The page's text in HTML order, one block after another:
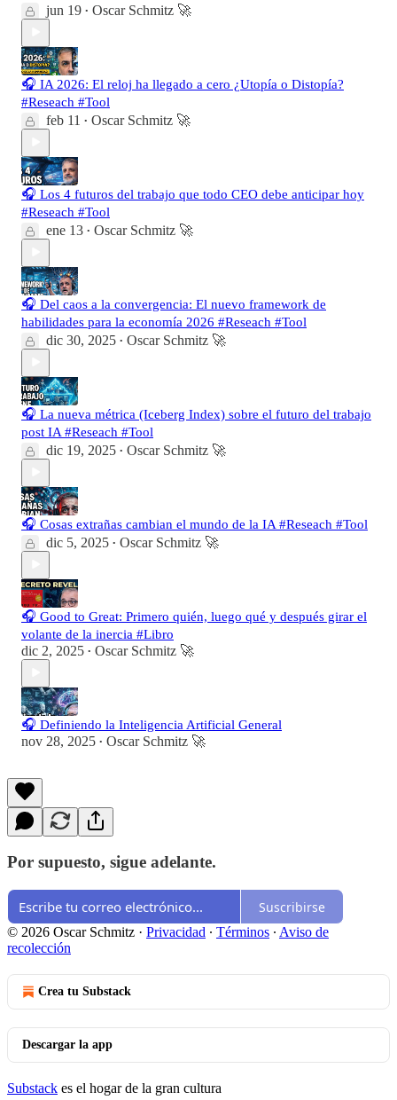
jun 19 • Oscar Schmitz 🚀
🎧 IA 2026: El reloj ha llegado a cero ¿Utopía o Distopía?
#Reseach #Tool
feb 11 • Oscar Schmitz 🚀
🎧 Los 4 futuros del trabajo que todo CEO debe anticipar hoy
#Reseach #Tool
ene 13 • Oscar Schmitz 🚀
🎧 Del caos a la convergencia: El nuevo framework de
habilidades para la economía 2026 #Reseach #Tool
dic 30, 2025 • Oscar Schmitz 🚀
🎧 La nueva métrica (Iceberg Index) sobre el futuro del trabajo
post IA #Reseach #Tool
dic 19, 2025 • Oscar Schmitz 🚀
🎧 Cosas extrañas cambian el mundo de la IA #Reseach #Tool
dic 5, 2025 • Oscar Schmitz 🚀
🎧 Good to Great: Primero quién, luego qué y después girar el
volante de la inercia #Libro
dic 2, 2025 • Oscar Schmitz 🚀
🎧 Definiendo la Inteligencia Artificial General
nov 28, 2025 • Oscar Schmitz 🚀
Por supuesto, sigue adelante.
Suscribirse
© 2026 Oscar Schmitz · Privacidad ∙ Términos ∙ Aviso de
recolección
Crea tu Substack
Descargar la app
Substack es el hogar de la gran cultura